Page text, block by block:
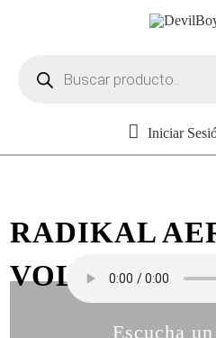
productos
Iniciar
RADIKAL
VOL. 47
Escucha